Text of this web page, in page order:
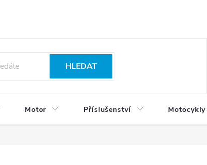
HLEDAT
Motor Příslušenství